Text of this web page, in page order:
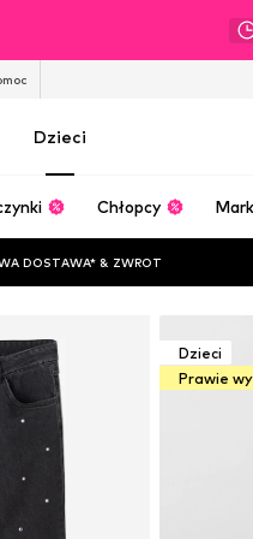
Dzieci
Chłopcy
DOSTAWA* & ZWROT
Dzieci
Prawie